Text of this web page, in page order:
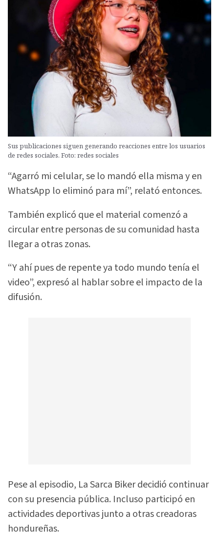
Sus publicaciones siguen generando reacciones entre los usuarios
de redes sociales. Foto: redes sociales
“Agarró mi celular, se lo mandó ella misma y en
WhatsApp lo eliminó para mí”, relató entonces.
También explicó que el material comenzó a
circular entre personas de su comunidad hasta
llegar a otras zonas.
“Y ahí pues de repente ya todo mundo tenía el
video”, expresó al hablar sobre el impacto de la
difusión.
Pese al episodio, La Sarca Biker decidió continuar
con su presencia pública. Incluso participó en
actividades deportivas junto a otras creadoras
hondureñas.